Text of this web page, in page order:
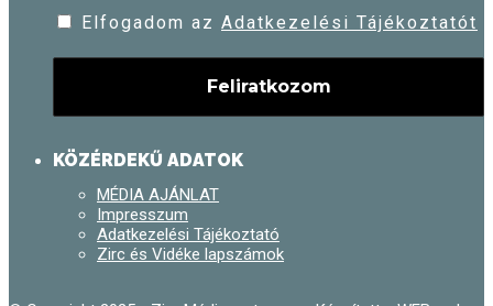
Elfogadom az Adatkezelési Tájékoztatót
KÖZÉRDEKŰ ADATOK
MÉDIA AJÁNLAT
Impresszum
Adatkezelési Tájékoztató
Zirc és Vidéke lapszámok